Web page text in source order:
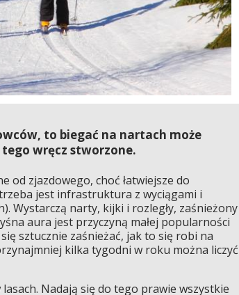
to biegać na nartach może
wręcz stworzone.
od zjazdowego, choć łatwiejsze do
jest infrastruktura z wyciągami i
Wystarczą narty, kijki i rozległy, zaśnieżony
aura jest przyczyną małej popularności
sztucznie zaśnieżać, jak to się robi na
kilka tygodni w roku można liczyć
Nadają się do tego prawie wszystkie